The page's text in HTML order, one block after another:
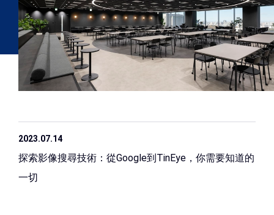
2023.07.14
探索影像搜尋技術：從Google到TinEye，你需要知道的
一切